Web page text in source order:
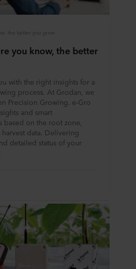
the better you grow
you know, the better
with the right insights for a
process. At Grodan, we
Precision Growing. e-Gro
and smart
based on the root zone,
data. Delivering
detailed status of your